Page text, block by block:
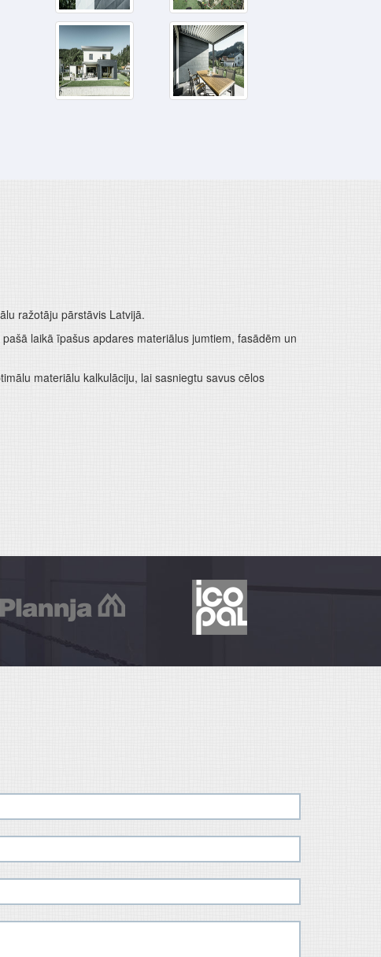
ražotāju pārstāvis Latvijā.
laikā īpašus apdares materiālus jumtiem, fasādēm un
materiālu kalkulāciju, lai sasniegtu savus cēlos